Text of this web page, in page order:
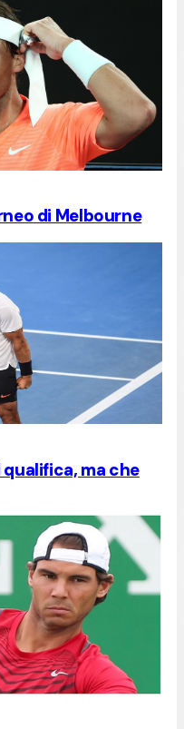
di Melbourne
ma che